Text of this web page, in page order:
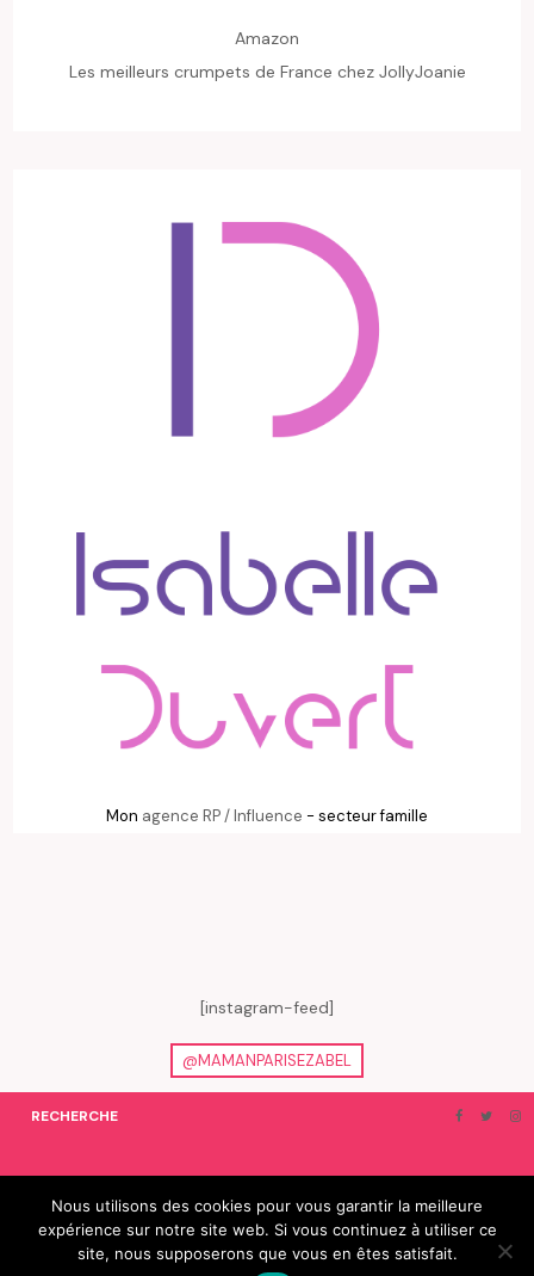
Amazon
Les meilleurs crumpets de France chez JollyJoanie
Mon agence RP / Influence - secteur famille
[instagram-feed]
@MAMANPARISEZABEL
RECHERCHE
ON EN PARLE… BLOGROLL
© 2019 e-Zabel - tous droits réservés. fabriqué avec amour par
camille villard | cdltbisou
Nous utilisons des cookies pour vous garantir la meilleure
expérience sur notre site web. Si vous continuez à utiliser ce
site, nous supposerons que vous en êtes satisfait.